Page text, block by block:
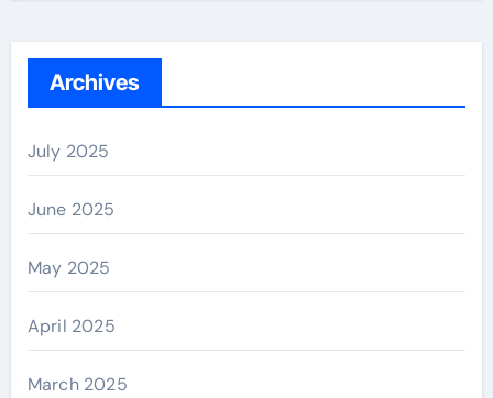
Archives
July 2025
June 2025
May 2025
April 2025
March 2025